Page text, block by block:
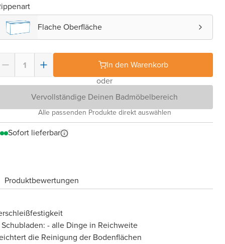
Flache Oberfläche
In den Warenkorb
oder
Vervollständige Deinen Badmöbelbereich
Alle passenden Produkte direkt auswählen
Sofort lieferbar
Produktbewertungen
- alle Dinge in Reichweite
die Reinigung der Bodenflächen